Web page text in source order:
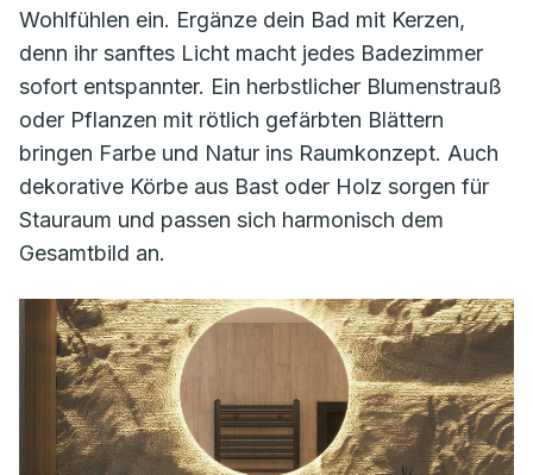
Wohlfühlen ein. Ergänze dein Bad mit Kerzen,
denn ihr sanftes Licht macht jedes Badezimmer
sofort entspannter. Ein herbstlicher Blumenstrauß
oder Pflanzen mit rötlich gefärbten Blättern
bringen Farbe und Natur ins Raumkonzept. Auch
dekorative Körbe aus Bast oder Holz sorgen für
Stauraum und passen sich harmonisch dem
Gesamtbild an.